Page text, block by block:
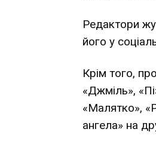
Редактори
його у
Крім того,
«Джміль»,
«Малятко»,
ангела» на